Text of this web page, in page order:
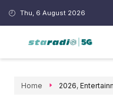
Thu, 6 August 2026
Home 2026,